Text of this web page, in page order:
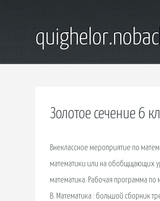
Золотое сечение 6
Внеклассное мероприятие по
математики или на обобщщающих
математика. Рабочая программа по
В. Математика : большой сборник